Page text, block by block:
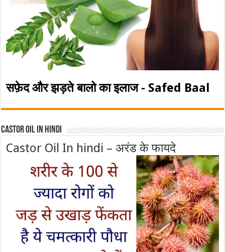
सफ़ेद और झड़ते बालो का इलाज - Safed Baal
Castor Oil In Hindi
Castor Oil In hindi – अरंड के फायदे